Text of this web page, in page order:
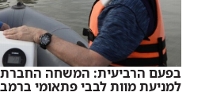
בפעם הרביעית: המשחה
למניעת מוות לבבי פתאומי